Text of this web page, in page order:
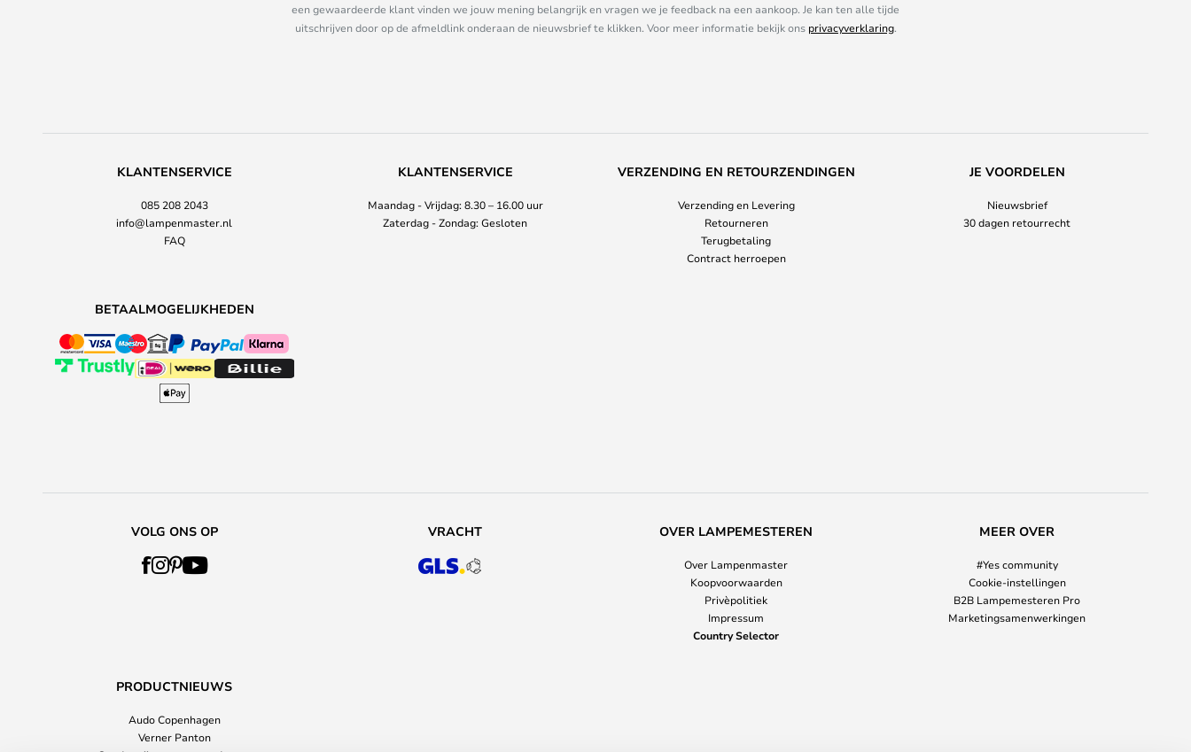
een gewaardeerde klant vinden we jouw mening belangrijk en vragen we je feedback na een aankoop. Je kan ten alle tijde
uitschrijven door op de afmeldlink onderaan de nieuwsbrief te klikken. Voor meer informatie bekijk ons privacyverklaring.
KLANTENSERVICE
085 208 2043
info@lampenmaster.nl
FAQ
KLANTENSERVICE
Maandag - Vrijdag: 8.30 – 16.00 uur
Zaterdag - Zondag: Gesloten
VERZENDING EN RETOURZENDINGEN
Verzending en Levering
Retourneren
Terugbetaling
Contract herroepen
JE VOORDELEN
Nieuwsbrief
30 dagen retourrecht
BETAALMOGELIJKHEDEN
VOLG ONS OP VRACHT OVER LAMPEMESTEREN
Over Lampenmaster
Koopvoorwaarden
Privèpolitiek
Impressum
Country Selector
MEER OVER
#Yes community
Cookie-instellingen
B2B Lampemesteren Pro
Marketingsamenwerkingen
PRODUCTNIEUWS
Audo Copenhagen
Verner Panton